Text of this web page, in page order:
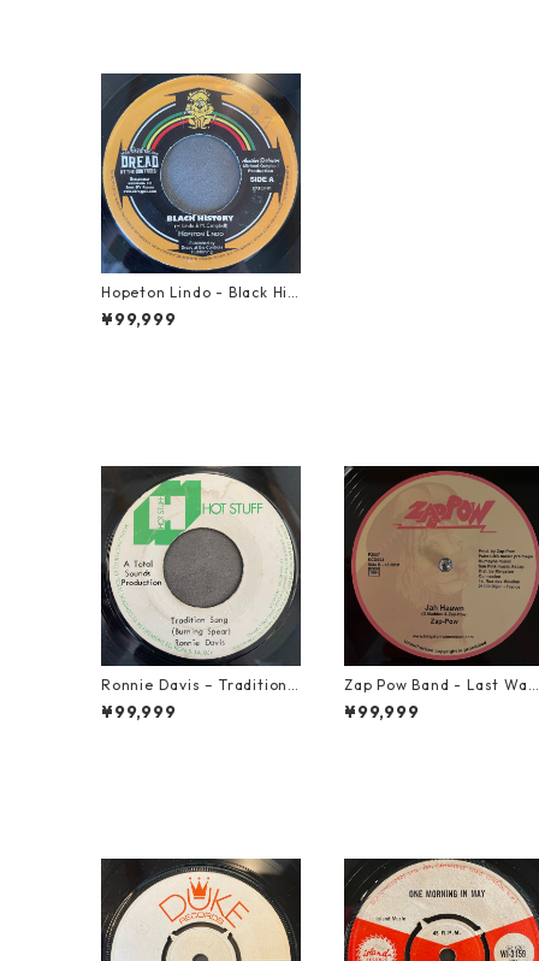
Hopeton Lindo - Black His
tory【7-21733】
¥99,999
Ronnie Davis – Tradition S
ong【7-22003】
¥99,999
Zap Pow Band - Last War
【12-50056】
¥99,999